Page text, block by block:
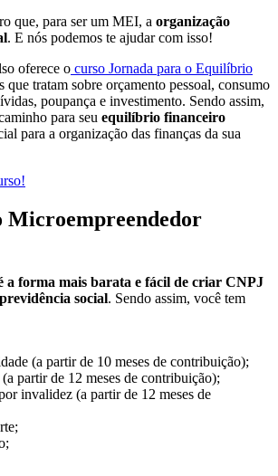
que, para ser um MEI, a organização
. E nós podemos te ajudar com isso!
oferece o curso Jornada para o Equilíbrio
que tratam sobre orçamento pessoal, consumo
poupança e investimento. Sendo assim,
para seu equilíbrio financeiro
para a organização das finanças da sua
Microempreendedor
a forma mais barata e fácil de criar CNPJ
social. Sendo assim, você tem
(a partir de 10 meses de contribuição);
partir de 12 meses de contribuição);
invalidez (a partir de 12 meses de